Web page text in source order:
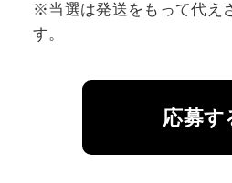
※当選は発送をもって代え
す。
応募す